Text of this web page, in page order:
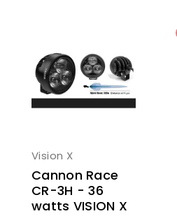
Vision X
Cannon Race
CR-3H - 36
watts VISION X